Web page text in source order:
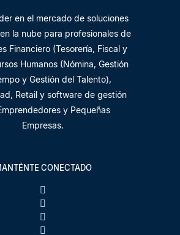
en el mercado de soluciones
la nube para profesionales de
Financiero (Tesorería, Fiscal y
Humanos (Nómina, Gestión
y Gestión del Talento),
Retail y software de gestión
y Pequeñas
Empresas.
CONECTADO